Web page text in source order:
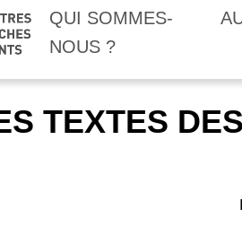
QUI SOMMES-
NOUS ?
TEXTES